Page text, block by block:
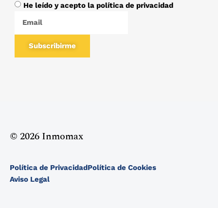
He leído y acepto la política de privacidad
Subscribirme
© 2026 Inmomax
Política de PrivacidadPolítica de Cookies
Aviso Legal